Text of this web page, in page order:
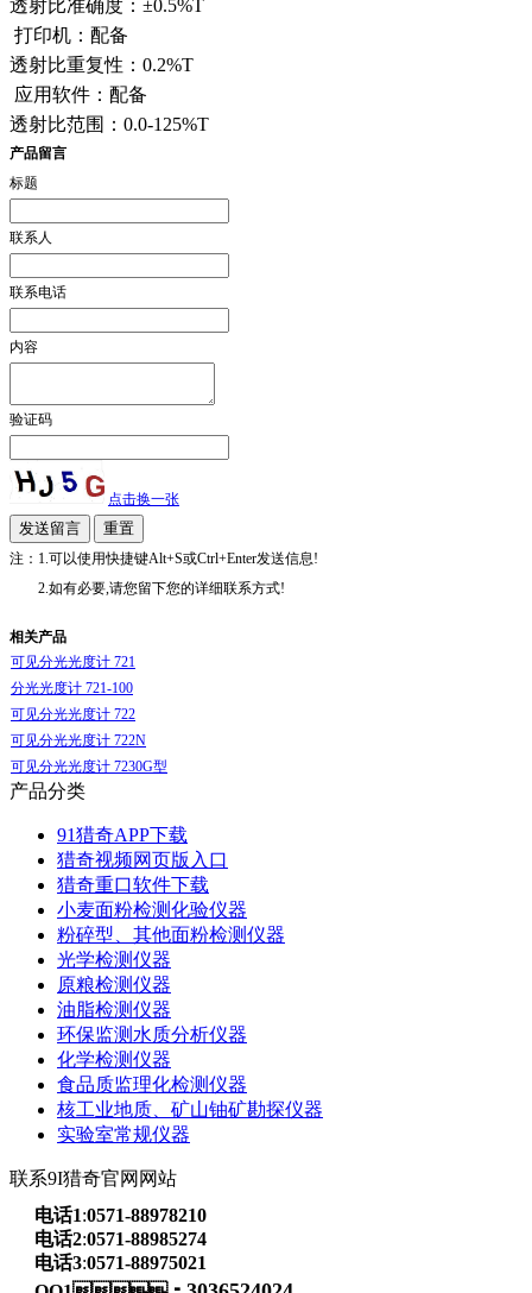
透射比准确度：±0.5%T
打印机：配备
透射比重复性：0.2%T
应用软件：配备
透射比范围：0.0-125%T
产品留言
标题
联系人
联系电话
内容
验证码
点击换一张
注：1.可以使用快捷键Alt+S或Ctrl+Enter发送信息!
2.如有必要,请您留下您的详细联系方式!
相关产品
可见分光光度计 721
分光光度计 721-100
可见分光光度计 722
可见分光光度计 722N
可见分光光度计 7230G型
产品分类
91猎奇APP下载
猎奇视频网页版入口
猎奇重口软件下载
小麦面粉检测化验仪器
粉碎型、其他面粉检测仪器
光学检测仪器
原粮检测仪器
油脂检测仪器
环保监测水质分析仪器
化学检测仪器
食品质监理化检测仪器
核工业地质、矿山铀矿勘探仪器
实验室常规仪器
联系9I猎奇官网网站
电话1:0571-88978210
电话2:0571-88985274
电话3:0571-88975021